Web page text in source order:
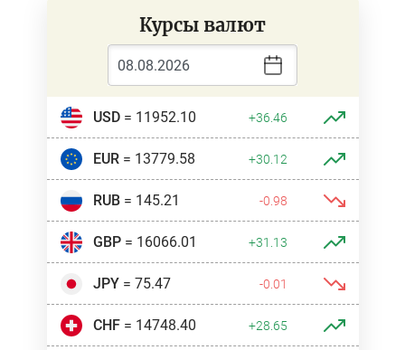
Курсы валют
USD= 11952.10 +36.46
EUR= 13779.58 +30.12
RUB= 145.21 -0.98
GBP= 16066.01 +31.13
JPY= 75.47 -0.01
CHF= 14748.40 +28.65